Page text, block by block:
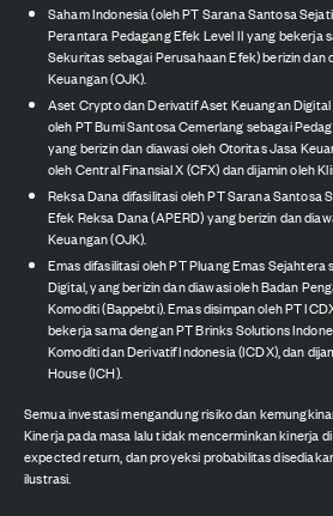
Saham Indonesia (oleh PT Sarana Santosa
Perantara Pedagang Efek Level II yang bekerja
Sekuritas sebagai Perusahaan Efek) berizin dan
Keuangan (OJK).
Aset Crypto dan Derivatif Aset Keuangan
oleh PT Bumi Santosa Cemerlang sebagai
yang berizin dan diawasi oleh Otoritas Jasa
oleh Central Finansial X (CFX) dan dijamin oleh
Reksa Dana difasilitasi oleh PT Sarana Santosa
Efek Reksa Dana (APERD) yang berizin dan
Keuangan (OJK).
Emas difasilitasi oleh PT Pluang Emas Sejahtera
Digital, yang berizin dan diawasi oleh Badan
Komoditi (Bappebti). Emas disimpan oleh PT
bekerja sama dengan PT Brinks Solutions
Komoditi dan Derivatif Indonesia (ICDX), dan
House (ICH).
Semua investasi mengandung risiko dan
Kinerja pada masa lalu tidak mencerminkan kinerja
expected return, dan proyeksi probabilitas
ilustrasi.